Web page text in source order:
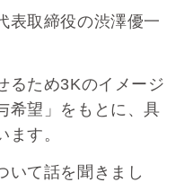
表取締役の渋澤優一
るため3Kのイメージ
希望」をもとに、具
す。
いて話を聞きまし